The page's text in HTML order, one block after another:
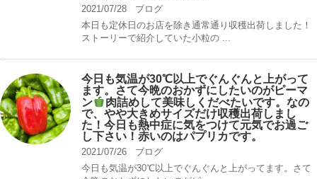
2021/07/28
ブログ
本日も定休日のお店を除き通常通り収穫出荷しました！
ストーリーで紹介していた小粒の ...
今日も気温が30℃以上でぐんぐんと上がって
ます。さて今晩のおかずにしたいのがピーマ
ン
肉詰めして美味しくだべたいです。なの
で、やや大きめサイズだけ収穫出荷しまし
た！今日も熱中症に気をつけて元気でお過ご
し下さい！赤いのはパプリカです。
2021/07/26
ブログ
今日も気温が30℃以上でぐんぐんと上がってます。さて